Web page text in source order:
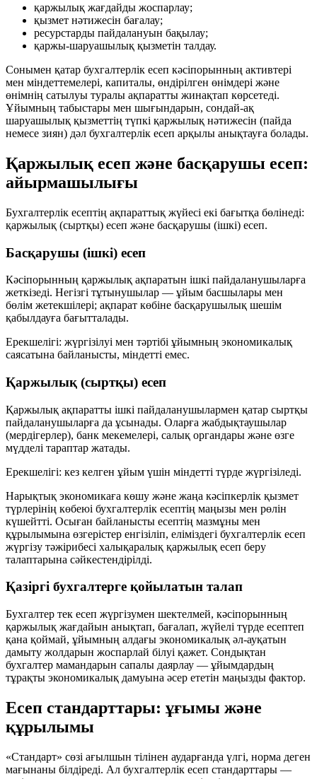
қаржылық жағдайды жоспарлау;
қызмет нәтижесін бағалау;
ресурстарды пайдалануын бақылау;
қаржы-шаруашылық қызметін талдау.
Сонымен қатар бухгалтерлік есеп кәсіпорынның активтері
мен міндеттемелері, капиталы, өндірілген өнімдері және
өнімнің сатылуы туралы ақпаратты жинақтап көрсетеді.
Ұйымның табыстары мен шығындарын, сондай-ақ
шаруашылық қызметтің түпкі қаржылық нәтижесін (пайда
немесе зиян) дәл бухгалтерлік есеп арқылы анықтауға болады.
Қаржылық есеп және басқарушы есеп:
айырмашылығы
Бухгалтерлік есептің ақпараттық жүйесі екі бағытқа бөлінеді:
қаржылық (сыртқы) есеп және басқарушы (ішкі) есеп.
Басқарушы (ішкі) есеп
Кәсіпорынның қаржылық ақпаратын ішкі пайдаланушыларға
жеткізеді. Негізгі тұтынушылар — ұйым басшылары мен
бөлім жетекшілері; ақпарат көбіне басқарушылық шешім
қабылдауға бағытталады.
Ерекшелігі: жүргізілуі мен тәртібі ұйымның экономикалық
саясатына байланысты, міндетті емес.
Қаржылық (сыртқы) есеп
Қаржылық ақпаратты ішкі пайдаланушылармен қатар сыртқы
пайдаланушыларға да ұсынады. Оларға жабдықтаушылар
(мердігерлер), банк мекемелері, салық органдары және өзге
мүдделі тараптар жатады.
Ерекшелігі: кез келген ұйым үшін міндетті түрде жүргізіледі.
Нарықтық экономикаға көшу және жаңа кәсіпкерлік қызмет
түрлерінің көбеюі бухгалтерлік есептің маңызы мен рөлін
күшейтті. Осыған байланысты есептің мазмұны мен
құрылымына өзгерістер енгізіліп, еліміздегі бухгалтерлік есеп
жүргізу тәжірибесі халықаралық қаржылық есеп беру
талаптарына сәйкестендірілді.
Қазіргі бухгалтерге қойылатын талап
Бухгалтер тек есеп жүргізумен шектелмей, кәсіпорынның
қаржылық жағдайын анықтап, бағалап, жүйелі түрде есептеп
қана қоймай, ұйымның алдағы экономикалық әл-ауқатын
дамыту жолдарын жоспарлай білуі қажет. Сондықтан
бухгалтер мамандарын сапалы даярлау — ұйымдардың
тұрақты экономикалық дамуына әсер ететін маңызды фактор.
Есеп стандарттары: ұғымы және
құрылымы
«Стандарт» сөзі ағылшын тілінен аударғанда үлгі, норма деген
мағынаны білдіреді. Ал бухгалтерлік есеп стандарттары —